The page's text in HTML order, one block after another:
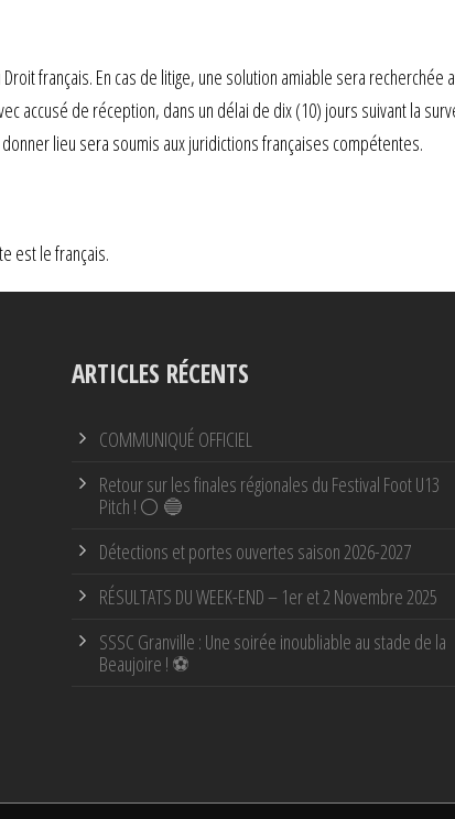
français. En cas de litige, une solution amiable sera
accusé de réception, dans un délai de dix (10) jours suivant la
lieu sera soumis aux juridictions françaises compétentes.
est le français.
ARTICLES RÉCENTS
COMMUNIQUÉ OFFICIEL
Retour sur les finales régionales du Festival Foot U13
Pitch ! ⚪ 🔵
Détections et portes ouvertes saison 2026-2027
RÉSULTATS DU WEEK-END – 1er et 2 Novembre 2025
SSSC Granville : Une soirée inoubliable au stade de la
Beaujoire ! ⚽